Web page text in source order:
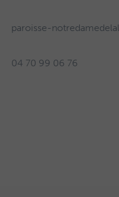
paroisse-
04 70 99 06 76